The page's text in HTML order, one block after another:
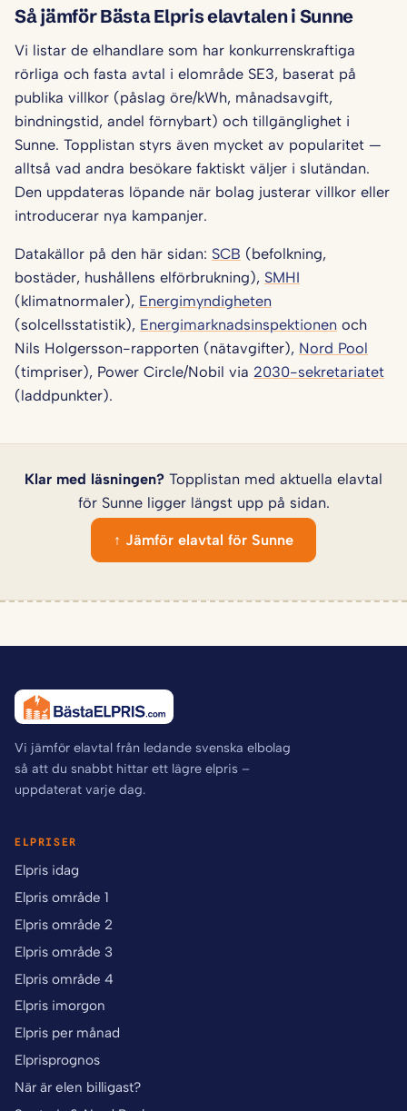
Så jämför Bästa Elpris elavtalen i Sunne
Vi listar de elhandlare som har konkurrenskraftiga
rörliga och fasta avtal i elområde SE3, baserat på
publika villkor (påslag öre/kWh, månadsavgift,
bindningstid, andel förnybart) och tillgänglighet i
Sunne. Topplistan styrs även mycket av popularitet —
alltså vad andra besökare faktiskt väljer i slutändan.
Den uppdateras löpande när bolag justerar villkor eller
introducerar nya kampanjer.
Datakällor på den här sidan: SCB (befolkning,
bostäder, hushållens elförbrukning), SMHI
(klimatnormaler), Energimyndigheten
(solcellsstatistik), Energimarknadsinspektionen och
Nils Holgersson-rapporten (nätavgifter), Nord Pool
(timpriser), Power Circle/Nobil via 2030-sekretariatet
(laddpunkter).
Klar med läsningen? Topplistan med aktuella elavtal
för Sunne ligger längst upp på sidan.
↑ Jämför elavtal för Sunne
Vi jämför elavtal från ledande svenska elbolag
så att du snabbt hittar ett lägre elpris –
uppdaterat varje dag.
ELPRISER
Elpris idag
Elpris område 1
Elpris område 2
Elpris område 3
Elpris område 4
Elpris imorgon
Elpris per månad
Elprisprognos
När är elen billigast?